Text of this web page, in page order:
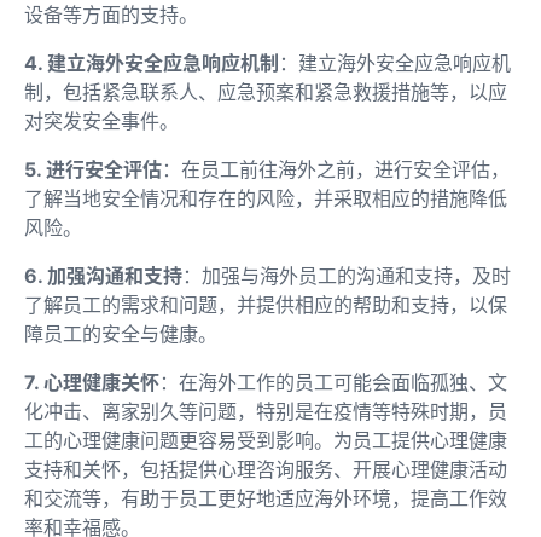
设备等方面的支持。
4. 建立海外安全应急响应机制 ：建立海外安全应急响应机
制，包括紧急联系人、应急预案和紧急救援措施等，以应
对突发安全事件。
5. 进行安全评估：在员工前往海外之前，进行安全评估，
了解当地安全情况和存在的风险，并采取相应的措施降低
风险。
6. 加强沟通和支持：加强与海外员工的沟通和支持，及时
了解员工的需求和问题，并提供相应的帮助和支持，以保
障员工的安全与健康。
7. 心理健康关怀：在海外工作的员工可能会面临孤独、文
化冲击、离家别久等问题，特别是在疫情等特殊时期，员
工的心理健康问题更容易受到影响。为员工提供心理健康
支持和关怀，包括提供心理咨询服务、开展心理健康活动
和交流等，有助于员工更好地适应海外环境，提高工作效
率和幸福感。